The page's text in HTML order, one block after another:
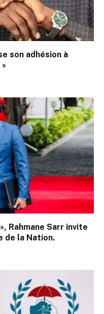
son adhésion à
Rahmane Sarr invite
de la Nation.